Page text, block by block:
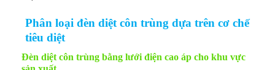
Phân loại đèn diệt côn trùng dựa trên cơ chế
tiêu diệt
Đèn diệt côn trùng bằng lưới điện cao áp cho khu vực